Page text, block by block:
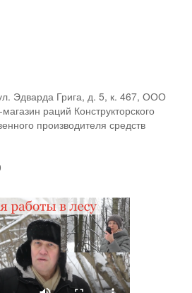
Эдварда Грига, д. 5, к. 467, ООО
раций Конструкторского
производителя средств